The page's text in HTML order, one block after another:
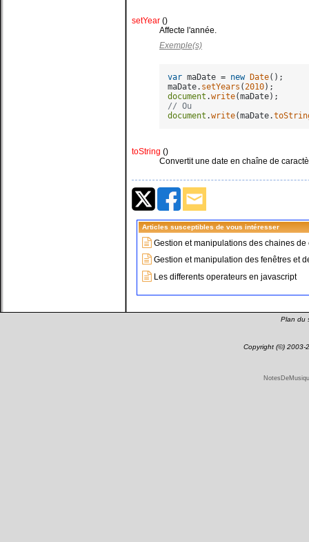
setYear ()
Affecte l'année.
Exemple(s)
var maDate = new Date();
maDate. setYears ( 2010
document .write
// Ou
document .write(maDate.
toString ()
Convertit une date en chaîne de
Articles susceptibles de vous intéresser
Gestion et manipulations des chaines
Gestion et manipulation des fenêtres et
Les differents operateurs en javascript
Plan du
Copyright (©) 2003-